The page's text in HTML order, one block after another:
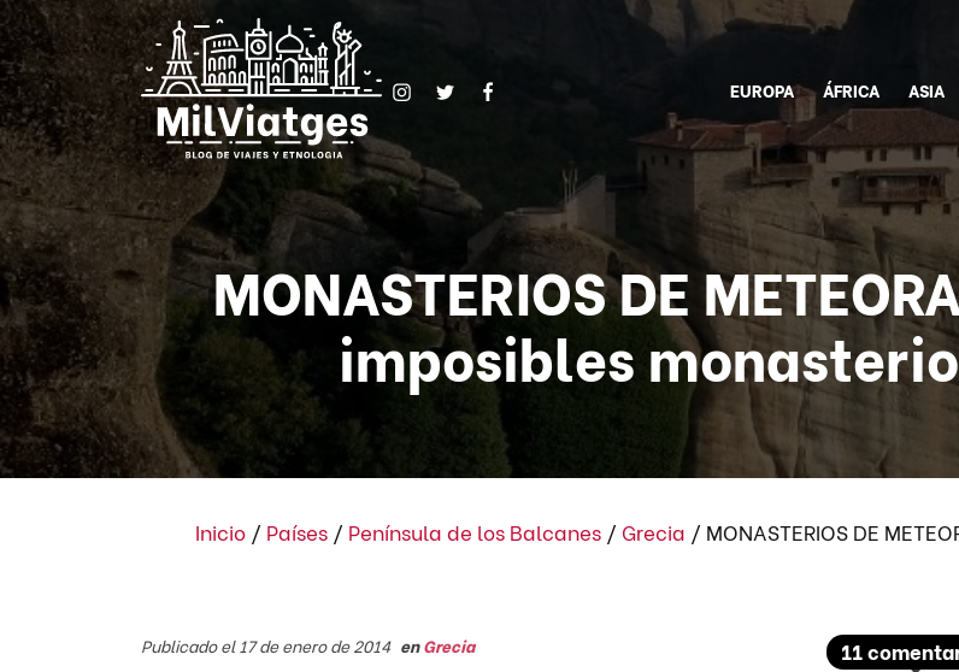
EUROPA ÁFRICA ASIA
MONASTERIOS DE
imposibles
Inicio / Países / Península de los Balcanes / Grecia / MONASTERIOS DE
11
Publicado el 17 de enero de 2014 enGrecia